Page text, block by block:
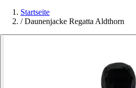
Startseite
/ Daunenjacke Regatta Aldthorn